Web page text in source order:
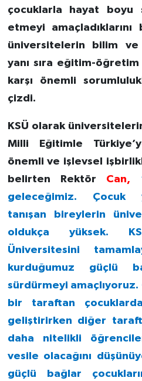
çocuklarla hayat
etmeyi
üniversitelerin bilim
yanı sıra eğitim-
karşı önemli
çizdi.
KSÜ olarak
Milli Eğitimle
önemli ve işlevsel
belirten Rektör Can,
geleceğimiz. Çocuk
tanışan bireylerin
oldukça yüksek.
Üniversitesini
kurduğumuz güçlü
sürdürmeyi
bir taraftan
geliştirirken diğer
daha nitelikli
vesile olacağını
güçlü bağlar